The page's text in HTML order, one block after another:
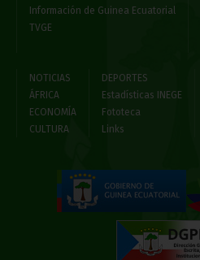
Información de Guinea Ecuatorial
TVGE
NOTICIAS
ÁFRICA
ECONOMÍA
CULTURA
DEPORTES
Estadísticas INEGE
Fototeca
Links